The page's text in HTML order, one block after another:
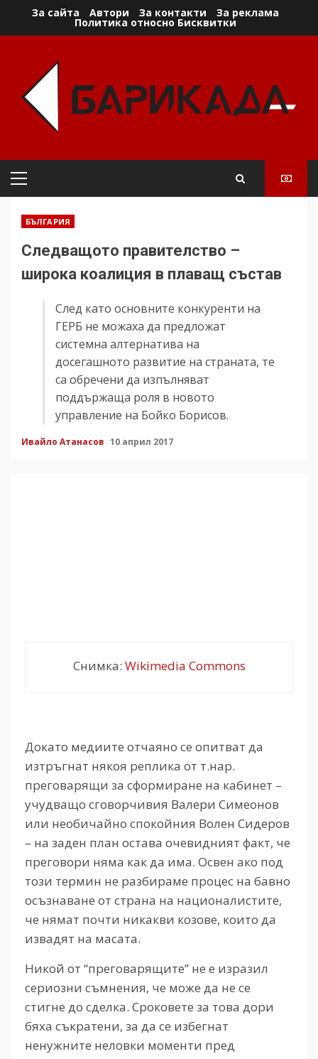
За сайта Автори За контакти За реклама
Политика относно Бисквитки
Primary
БЪЛГАРИЯ
Следващото правителство –
широка коалиция в плаващ състав
След като основните конкуренти на
ГЕРБ не можаха да предложат
системна алтернатива на
досегашното развитие на страната, те
са обречени да изпълняват
поддържаща роля в новото
управление на Бойко Борисов.
Ивайло Атанасов 10 април 2017
Снимка: Wikimedia Commons
Докато медиите отчаяно се опитват да
изтръгнат някоя реплика от т.нар.
преговарящи за сформиране на кабинет –
учудващо сговорчивия Валери Симеонов
или необичайно спокойния Волен Сидеров
– на заден план остава очевидният факт, че
преговори няма как да има. Освен ако под
този термин не разбираме процес на бавно
осъзнаване от страна на националистите,
че нямат почти никакви козове, които да
извадят на масата.
Никой от “преговарящите” не е изразил
сериозни съмнения, че може да не се
стигне до сделка. Сроковете за това дори
бяха съкратени, за да се избегнат
ненужните неловки моменти пред